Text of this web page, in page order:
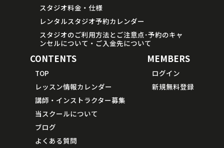
スタジオ料金・仕様
レンタルスタジオ予約カレンダー
スタジオのご利用方法とご注意点･予約のキャ
ンセルについて・ご入金先について
CONTENTS
TOP
レッスン情報カレンダー
講師・インストラクター募集
当スクールについて
ブログ
よくある質問
MEMBERS
ログイン
新規無料登録